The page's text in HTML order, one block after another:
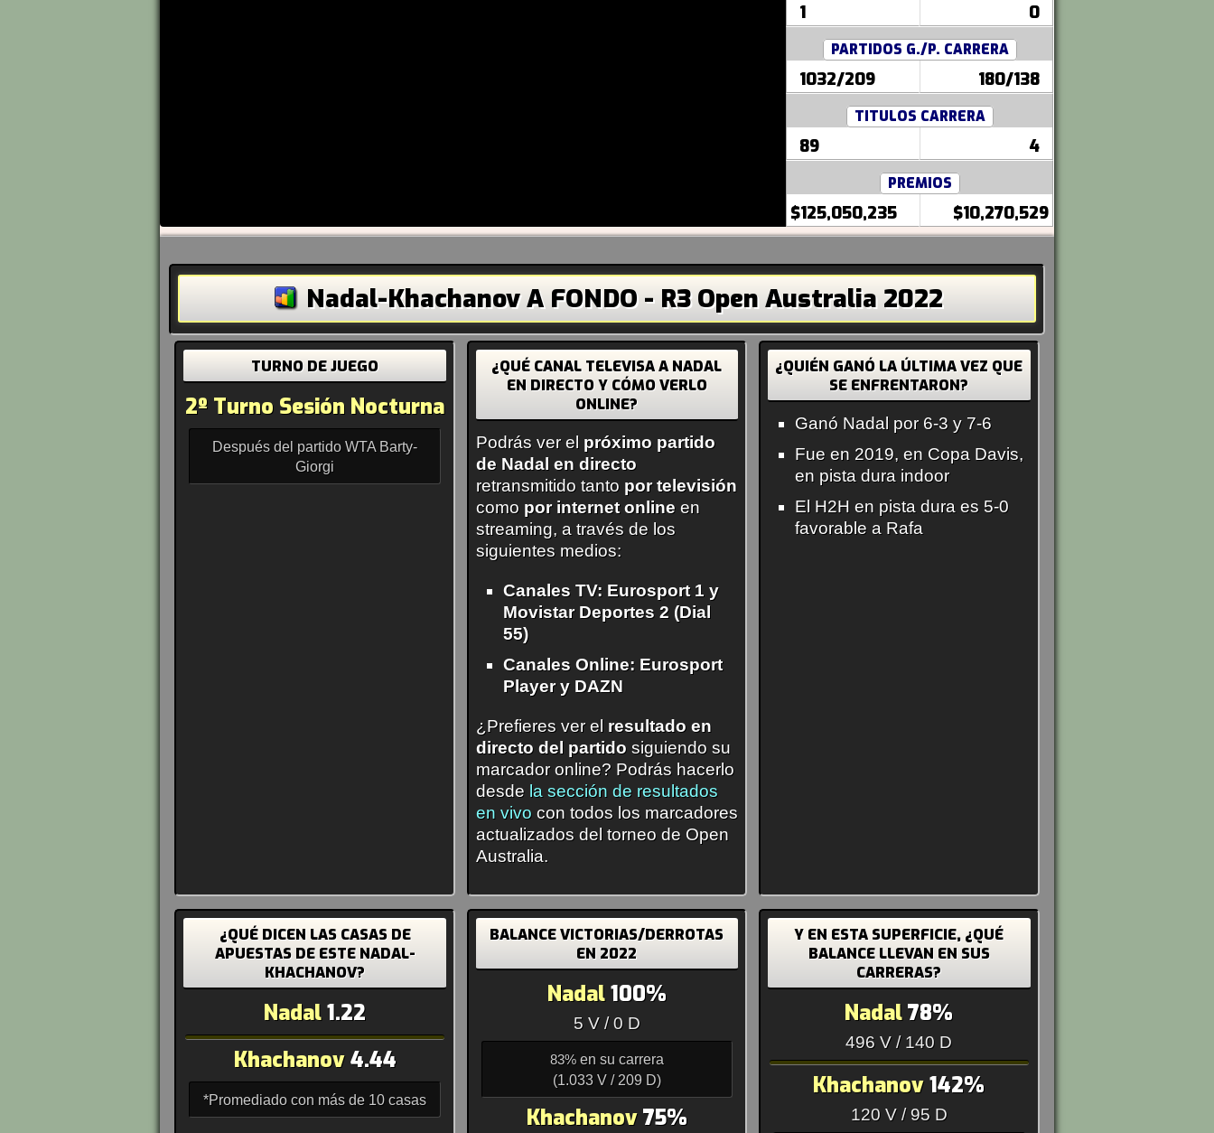
1 0
PARTIDOS G./P. CARRERA
1032/209 180/138
TITULOS CARRERA
89 4
PREMIOS
$125,050,235 $10,270,529
Nadal-Khachanov A FONDO - R3 Open Australia 2022
TURNO DE JUEGO
2º Turno Sesión Nocturna
Después del partido WTA Barty-
Giorgi
¿QUÉ CANAL TELEVISA A NADAL
EN DIRECTO Y CÓMO VERLO
ONLINE?
Podrás ver el próximo partido
de Nadal en directo
retransmitido tanto por televisión
como por internet onlineen
streaming, a través de los
siguientes medios:
Canales TV: Eurosport 1 y
Movistar Deportes 2 (Dial
55)
Canales Online: Eurosport
Player y DAZN
¿Prefieres ver el resultado en
directo del partidosiguiendo su
marcador online? Podrás hacerlo
desde la sección de resultados
en vivocon todos los marcadores
actualizados del torneo de Open
Australia.
¿QUIÉN GANÓ LA ÚLTIMA VEZ QUE
SE ENFRENTARON?
Ganó Nadal por 6-3 y 7-6
Fue en 2019, en Copa Davis,
en pista dura indoor
El H2H en pista dura es 5-0
favorable a Rafa
¿QUÉ DICEN LAS CASAS DE
APUESTAS DE ESTE NADAL-
KHACHANOV?
Nadal1.22
Khachanov4.44
*Promediado con más de 10 casas
BALANCE VICTORIAS/DERROTAS
EN 2022
Nadal100%
5 V / 0 D
83%en su carrera
(1.033 V / 209 D)
Khachanov75%
Y EN ESTA SUPERFICIE, ¿QUÉ
BALANCE LLEVAN EN SUS
CARRERAS?
Nadal78%
496 V / 140 D
Khachanov142%
120 V / 95 D